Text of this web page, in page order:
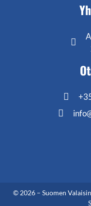
© 2026 – Suomen